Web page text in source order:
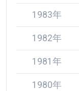
1983年
1982年
1981年
1980年